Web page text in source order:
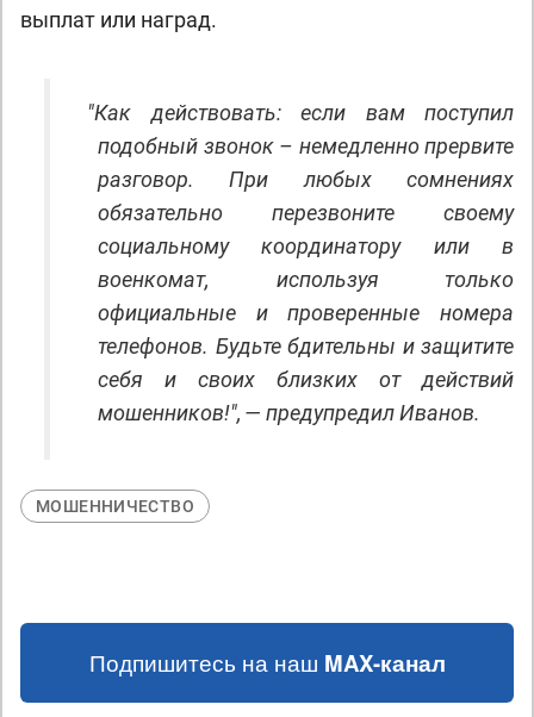
выплат или наград.
"Как действовать: если вам поступил
подобный звонок – немедленно прервите
разговор. При любых сомнениях
обязательно перезвоните своему
социальному координатору или в
военкомат, используя только
официальные и проверенные номера
телефонов. Будьте бдительны и защитите
себя и своих близких от действий
мошенников!", — предупредил Иванов.
МОШЕННИЧЕСТВО
Подпишитесь на наш MAX-канал